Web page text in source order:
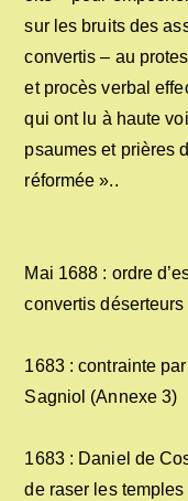
sur les bruits des
convertis – au
et procès verbal
qui ont lu à haute
psaumes et prières
réformée »..
Mai 1688 : ordre
convertis
1683 : contrainte
Sagniol (Annexe 3)
1683 : Daniel de
de raser les temples